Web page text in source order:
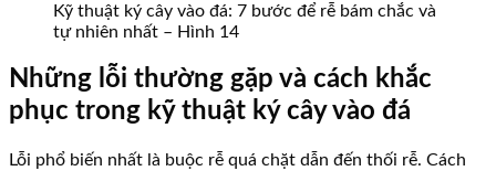
Kỹ thuật ký cây vào đá: 7 bước để rễ bám chắc và
tự nhiên nhất – Hình 14
Những lỗi thường gặp và cách khắc
phục trong kỹ thuật ký cây vào đá
Lỗi phổ biến nhất là buộc rễ quá chặt dẫn đến thối rễ. Cách